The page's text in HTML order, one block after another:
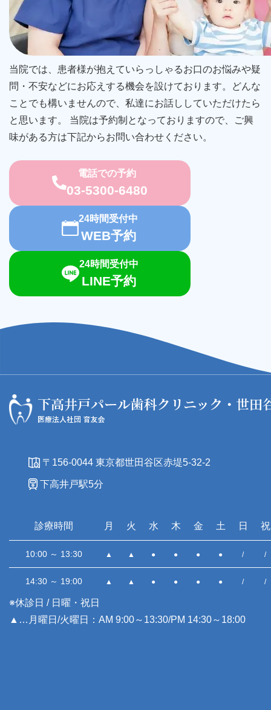
当院では、患者様が抱えていらっしゃるお口のお悩みや疑
問・不安などにお応えする機会を設けております。どんな
ことでも構いませんので、私達にお話ししていただけたら
と思います。 当院は予約制となっておりますので、ご興
味がある方は下記からお問い合わせください。
電話での予約
03-5300-6480
24時間受付中
WEB予約
24時間受付中
LINE予約
〒156-0044 東京都世田谷区赤堤5-32-2
下高井戸駅5分
診療時間 月 火 水 木 金 土 日 祝
10:00 ～ 13:30 ▲ ▲ ● ● ● ● / /
14:30 ～ 19:00 ▲ ▲ ● ● ● ● / /
※休診日 / 日曜・祝日
▲…月曜日/火曜日：AM 9:00～13:30/PM 14:30～18:00